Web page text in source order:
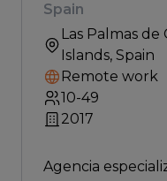
Spain
Las Palmas de
Islands, Spain
Remote work
10-49
2017
Agencia